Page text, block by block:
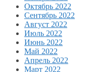
Октябрь 2022
Сентябрь 2022
Август 2022
Июль 2022
Июнь 2022
Май 2022
Апрель 2022
Март 2022